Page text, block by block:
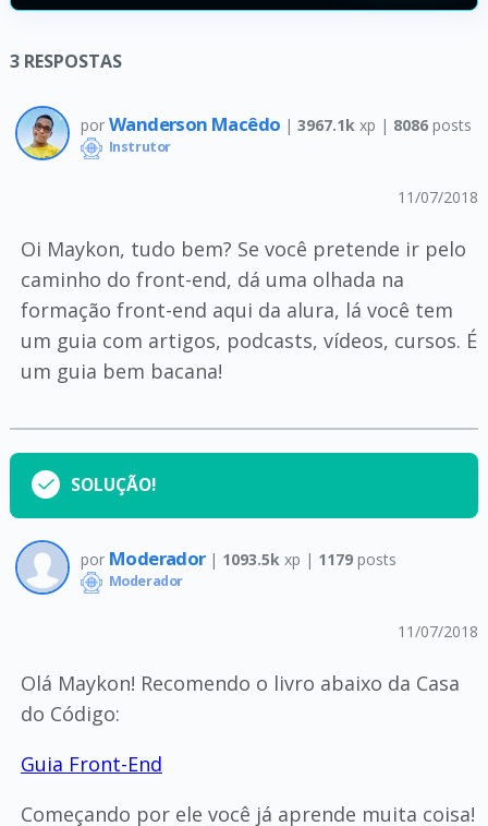
3 RESPOSTAS
por Wanderson Macêdo | 3967.1k xp | 8086posts
Instrutor
11/07/2018
Oi Maykon, tudo bem? Se você pretende ir pelo
caminho do front-end, dá uma olhada na
formação front-end aqui da alura, lá você tem
um guia com artigos, podcasts, vídeos, cursos. É
um guia bem bacana!
SOLUÇÃO!
por Moderador | 1093.5k xp | 1179posts
Moderador
11/07/2018
Olá Maykon! Recomendo o livro abaixo da Casa
do Código:
Guia Front-End
Começando por ele você já aprende muita coisa!